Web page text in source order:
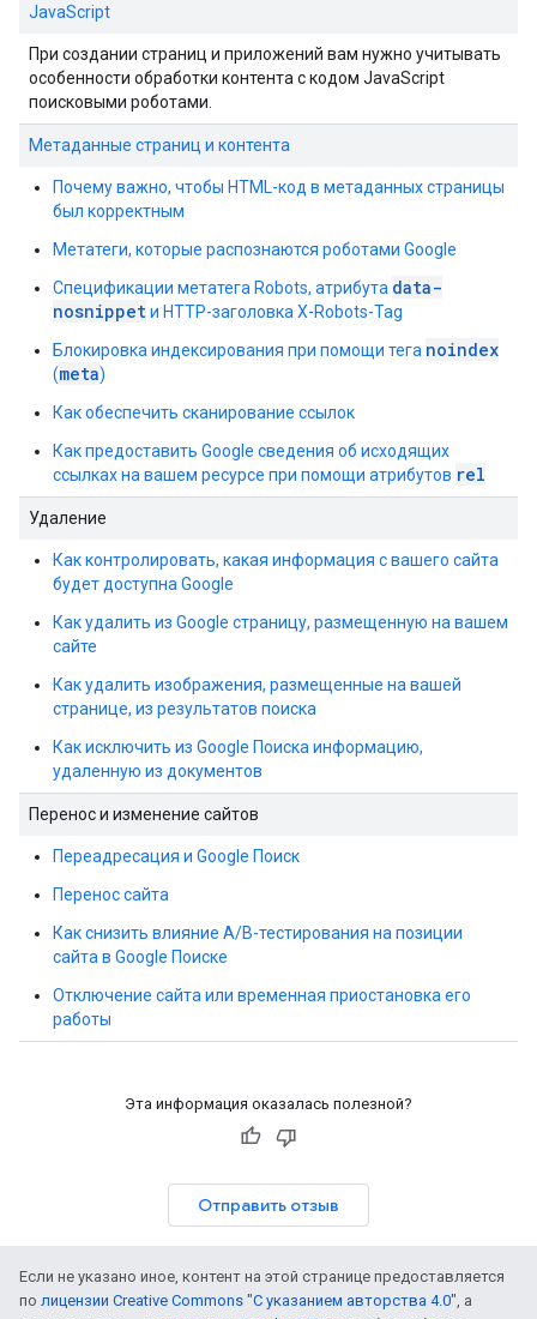
JavaScript
При создании страниц и приложений вам нужно учитывать
особенности обработки контента с кодом JavaScript
поисковыми роботами.
Метаданные страниц и контента
Почему важно, чтобы HTML-код в метаданных страницы
был корректным
Метатеги, которые распознаются роботами Google
Спецификации метатега Robots, атрибута data-
nosnippetи HTTP-заголовка X-Robots-Tag
Блокировка индексирования при помощи тега noindex
(meta)
Как обеспечить сканирование ссылок
Как предоставить Google сведения об исходящих
ссылках на вашем ресурсе при помощи атрибутов rel
Удаление
Как контролировать, какая информация с вашего сайта
будет доступна Google
Как удалить из Google страницу, размещенную на вашем
сайте
Как удалить изображения, размещенные на вашей
странице, из результатов поиска
Как исключить из Google Поиска информацию,
удаленную из документов
Перенос и изменение сайтов
Переадресация и Google Поиск
Перенос сайта
Как снизить влияние A/B-тестирования на позиции
сайта в Google Поиске
Отключение сайта или временная приостановка его
работы
Эта информация оказалась полезной?
Отправить отзыв
Если не указано иное, контент на этой странице предоставляется
по лицензии Creative Commons "С указанием авторства 4.0", а